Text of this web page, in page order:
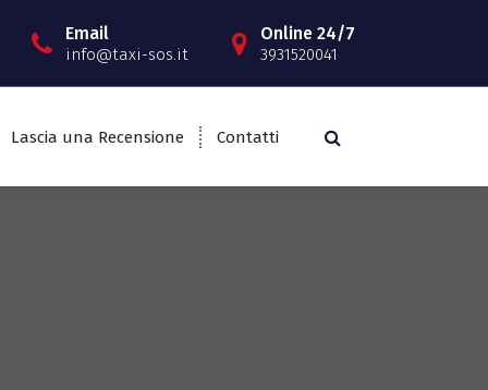
Email
info@taxi-sos.it
Online 24/7
3931520041
Lascia una Recensione Contatti